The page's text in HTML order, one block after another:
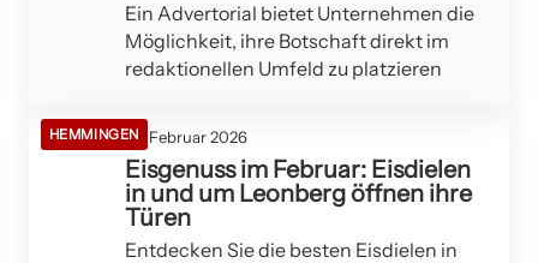
Ein Advertorial bietet Unternehmen die
Möglichkeit, ihre Botschaft direkt im
redaktionellen Umfeld zu platzieren
HEMMINGEN26. Februar 2026
Eisgenuss im Februar: Eisdielen
in und um Leonberg öffnen ihre
Türen
Entdecken Sie die besten Eisdielen in